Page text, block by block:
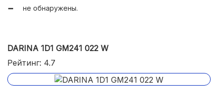
не обнаружены.
DARINA 1D1 GM241 022 W
Рейтинг: 4.7